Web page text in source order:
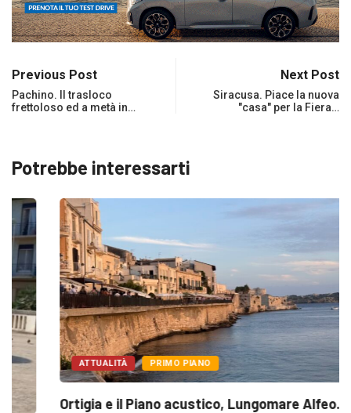
Previous Post
Pachino. Il trasloco
frettoloso ed a metà in…
Next Post
Siracusa. Piace la nuova
"casa" per la Fiera…
Potrebbe interessarti
ATTUALITÀ PRIMO PIANO
Ortigia e il Piano acustico, Lungomare Alfeo...